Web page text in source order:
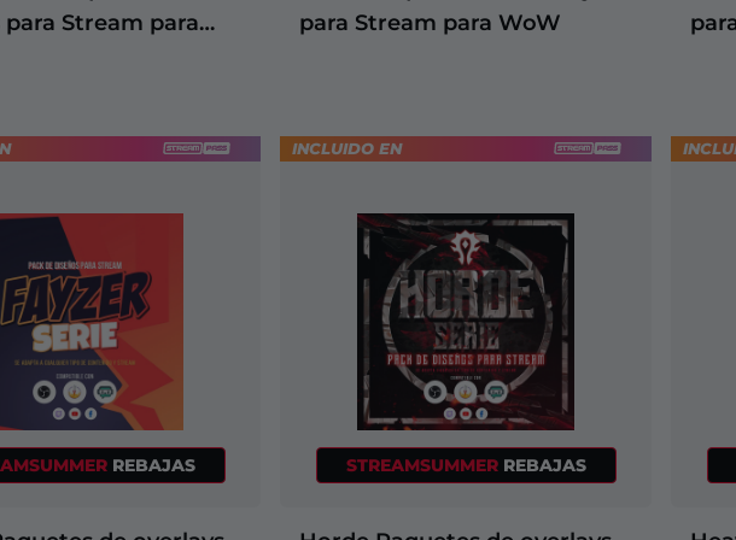
para Stream para
para Stream para WoW
REBAJAS STREAMSUMMER REBAJAS
INCLUIDO EN